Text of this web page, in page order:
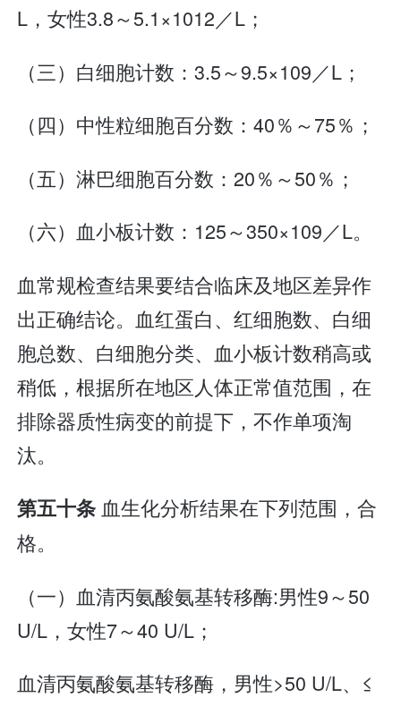
L，女性3.8～5.1×1012／L；
（三）白细胞计数：3.5～9.5×109／L；
（四）中性粒细胞百分数：40％～75％；
（五）淋巴细胞百分数：20％～50％；
（六）血小板计数：125～350×109／L。
血常规检查结果要结合临床及地区差异作
出正确结论。血红蛋白、红细胞数、白细
胞总数、白细胞分类、血小板计数稍高或
稍低，根据所在地区人体正常值范围，在
排除器质性病变的前提下，不作单项淘
汰。
第五十条血生化分析结果在下列范围，合
格。
（一）血清丙氨酸氨基转移酶:男性9～50
U/L，女性7～40 U/L；
血清丙氨酸氨基转移酶，男性>50 U/L、≤